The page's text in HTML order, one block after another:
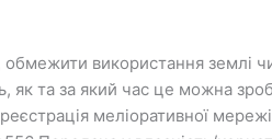
обмежити використання землі
як та за який час це можна
меліоративної